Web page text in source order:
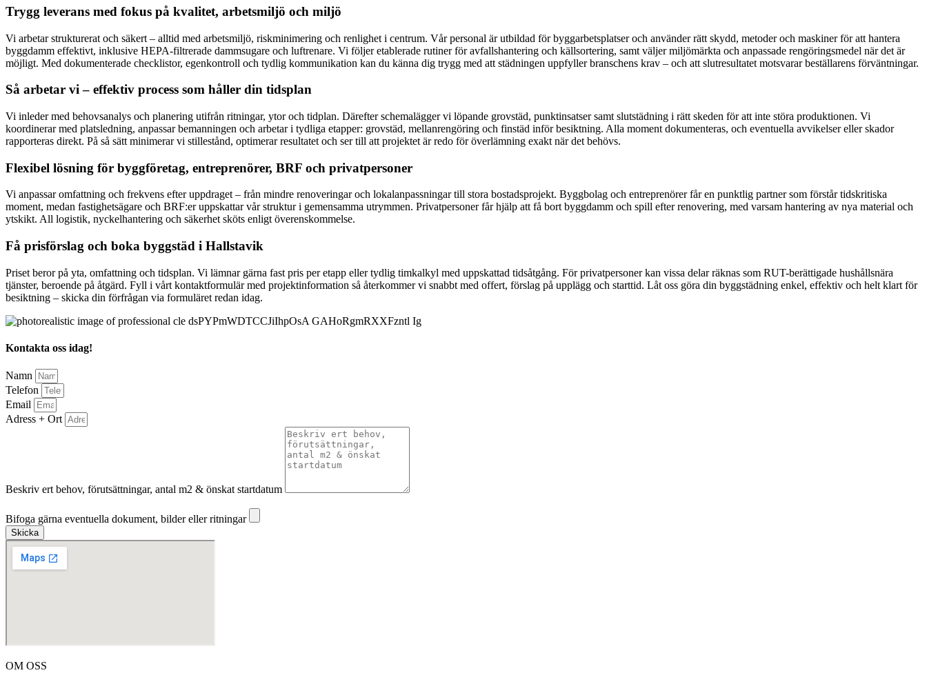
Trygg leverans med fokus på kvalitet, arbetsmiljö och miljö
Vi arbetar strukturerat och säkert – alltid med arbetsmiljö, riskminimering och renlighet i centrum. Vår personal är utbildad för byggarbetsplatser och använder rätt skydd, metoder och maskiner för att hantera
byggdamm effektivt, inklusive HEPA-filtrerade dammsugare och luftrenare. Vi följer etablerade rutiner för avfallshantering och källsortering, samt väljer miljömärkta och anpassade rengöringsmedel när det är
möjligt. Med dokumenterade checklistor, egenkontroll och tydlig kommunikation kan du känna dig trygg med att städningen uppfyller branschens krav – och att slutresultatet motsvarar beställarens förväntningar.
Så arbetar vi – effektiv process som håller din tidsplan
Vi inleder med behovsanalys och planering utifrån ritningar, ytor och tidplan. Därefter schemalägger vi löpande grovstäd, punktinsatser samt slutstädning i rätt skeden för att inte störa produktionen. Vi
koordinerar med platsledning, anpassar bemanningen och arbetar i tydliga etapper: grovstäd, mellanrengöring och finstäd inför besiktning. Alla moment dokumenteras, och eventuella avvikelser eller skador
rapporteras direkt. På så sätt minimerar vi stillestånd, optimerar resultatet och ser till att projektet är redo för överlämning exakt när det behövs.
Flexibel lösning för byggföretag, entreprenörer, BRF och privatpersoner
Vi anpassar omfattning och frekvens efter uppdraget – från mindre renoveringar och lokalanpassningar till stora bostadsprojekt. Byggbolag och entreprenörer får en punktlig partner som förstår tidskritiska
moment, medan fastighetsägare och BRF:er uppskattar vår struktur i gemensamma utrymmen. Privatpersoner får hjälp att få bort byggdamm och spill efter renovering, med varsam hantering av nya material och
ytskikt. All logistik, nyckelhantering och säkerhet sköts enligt överenskommelse.
Få prisförslag och boka byggstäd i Hallstavik
Priset beror på yta, omfattning och tidsplan. Vi lämnar gärna fast pris per etapp eller tydlig timkalkyl med uppskattad tidsåtgång. För privatpersoner kan vissa delar räknas som RUT-berättigade hushållsnära
tjänster, beroende på åtgärd. Fyll i vårt kontaktformulär med projektinformation så återkommer vi snabbt med offert, förslag på upplägg och starttid. Låt oss göra din byggstädning enkel, effektiv och helt klart för
besiktning – skicka din förfrågan via formuläret redan idag.
Kontakta oss idag!
Namn
Telefon
Email
Adress + Ort
Beskriv ert behov, förutsättningar, antal m2 & önskat startdatum
Bifoga gärna eventuella dokument, bilder eller ritningar
Skicka
OM OSS